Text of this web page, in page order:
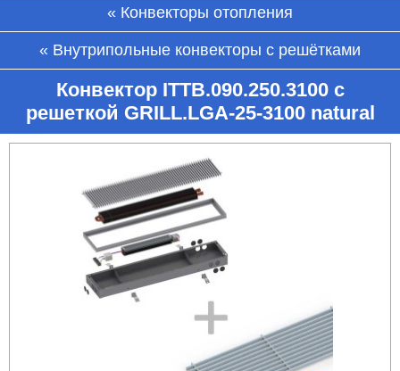
Конвекторы отопления
Внутрипольные конвекторы с решётками
Конвектор ITTB.090.250.3100 с
решеткой GRILL.LGA-25-3100 natural